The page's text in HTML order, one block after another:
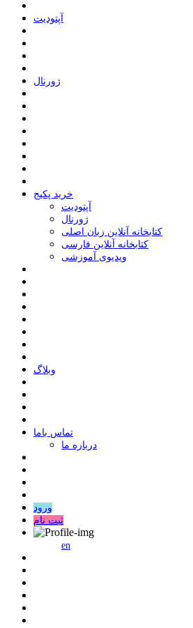
ﺁﭘﺘﻮﺩﯾﺖ
ﮊﻭﺭﻧﺎﻝ
خرید پکیج
ﺁﭘﺘﻮﺩﯾﺖ
ﮊﻭﺭﻧﺎﻝ
کتابخانه آنلاین زبان اصلی
کتابخانه آنلاین فارسی
ویدیوی آموزشی
وبلاگ
ﺗﻤﺎﺱ ﺑﺎﻣﺎ
درباره ما
ورود
ثبت نام
en